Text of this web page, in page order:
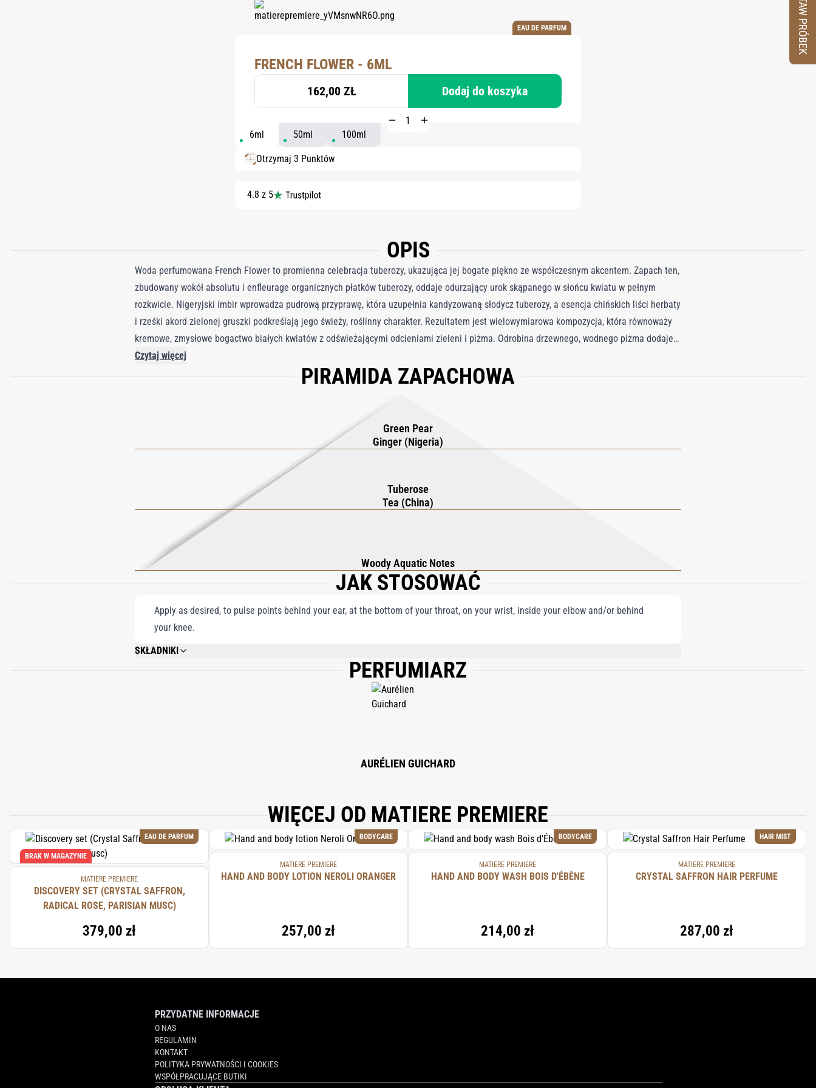
EAU DE PARFUM
FRENCH FLOWER - 6ML
162,00 ZŁ Dodaj do koszyka
6ml 50ml 100ml
Otrzymaj 3 Punktów
4.8 z 5
OPIS
Woda perfumowana French Flower to promienna celebracja tuberozy, ukazująca jej bogate piękno ze współczesnym akcentem. Zapach ten,
zbudowany wokół absolutu i enfleurage organicznych płatków tuberozy, oddaje odurzający urok skąpanego w słońcu kwiatu w pełnym
rozkwicie. Nigeryjski imbir wprowadza pudrową przyprawę, która uzupełnia kandyzowaną słodycz tuberozy, a esencja chińskich liści herbaty
i rześki akord zielonej gruszki podkreślają jego świeży, roślinny charakter. Rezultatem jest wielowymiarowa kompozycja, która równoważy
kremowe, zmysłowe bogactwo białych kwiatów z odświeżającymi odcieniami zieleni i piżma. Odrobina drzewnego, wodnego piżma dodaje
czystego, nowoczesnego wykończenia, czyniąc te perfumy zarówno wszechstronnymi, jak i urzekającymi. Idealny dla tych, którzy uwielbiają
klasyczne kwiaty, ale pragną współczesnego akcentu, French Flower otula Cię ciepłym, wyrafinowanym uściskiem, który utrzymuje się przez
Czytaj więcej
PIRAMIDA ZAPACHOWA
Green Pear
Ginger (Nigeria)
Tuberose
Tea (China)
Woody Aquatic Notes
JAK STOSOWAĆ
Apply as desired, to pulse points behind your ear, at the bottom of your throat, on your wrist, inside your elbow and/or behind
your knee.
SKŁADNIKI
ALCOHOL DENAT., FRAGRANCE/PARFUM, WATER/AQUA, BENZYL SALICYLATE, EUGENOL, LINALOOL, LIMONENE, BHT, FARNESOL, CINNAMYL ALCOHOL,
PERFUMIARZ
AURÉLIEN GUICHARD
WIĘCEJ OD MATIERE PREMIERE
EAU DE PARFUM
BRAK W MAGAZYNIE
MATIERE PREMIERE
DISCOVERY SET (CRYSTAL SAFFRON,
RADICAL ROSE, PARISIAN MUSC)
379,00 zł
BODYCARE
MATIERE PREMIERE
HAND AND BODY LOTION NEROLI ORANGER
257,00 zł
BODYCARE
MATIERE PREMIERE
HAND AND BODY WASH BOIS D'ÉBÈNE
214,00 zł
HAIR MIST
MATIERE PREMIERE
CRYSTAL SAFFRON HAIR PERFUME
287,00 zł
PRZYDATNE INFORMACJE
O NAS
REGULAMIN
KONTAKT
POLITYKA PRYWATNOŚCI I COOKIES
WSPÓŁPRACUJĄCE BUTIKI
ZESTAW PRÓBEK